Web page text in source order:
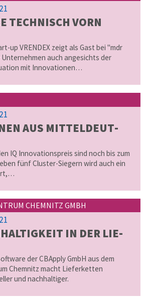
TECH­NISCH VORN
up VRENDEX zeigt als Gast bei "mdr
auch angesichts der
mit Innovationen…
AUS MIT­TEL­DEUT­
IQ Innovationspreis sind noch bis zum
fünf Cluster-Siegern wird auch ein
CHEMNITZ GMBH
IN DER LIE­
der CBApply GmbH aus dem
Chemnitz macht Lieferketten
und nachhaltiger.